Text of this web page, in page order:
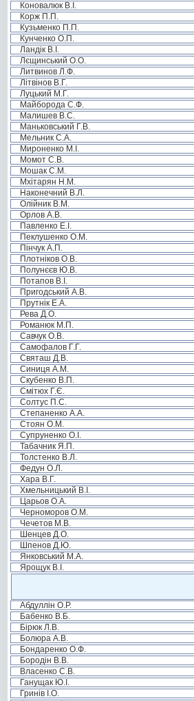
Коновалюк В.І.
Корж П.П.
Кузьменко П.П.
Кунченко О.П.
Ландік В.І.
Лєщинський О.О.
Литвинов Л.Ф.
Літвінов В.Г.
Луцький М.Г.
Майборода С.Ф.
Малишев В.С.
Маньковський Г.В.
Мельник С.А.
Мироненко М.І.
Момот С.В.
Мошак С.М.
Мхітарян Н.М.
Наконечний В.Л.
Олійник В.М.
Орлов А.В.
Павленко Е.І.
Пеклушенко О.М.
Пінчук А.П.
Плотніков О.В.
Полунєєв Ю.В.
Потапов В.І.
Пригодський А.В.
Прутнік Е.А.
Рева Д.О.
Романюк М.П.
Савчук О.В.
Самофалов Г.Г.
Святаш Д.В.
Синиця А.М.
Скубенко В.П.
Смітюх Г.Є.
Солтус П.С.
Степаненко А.А.
Стоян О.М.
Супруненко О.І.
Табачник Я.П.
Толстенко В.Л.
Федун О.Л.
Хара В.Г.
Хмельницький В.І.
Царьов О.А.
Черноморов О.М.
Чечетов М.В.
Шенцев Д.О.
Шпенов Д.Ю.
Янковський М.А.
Ярощук В.І.
Абдуллін О.Р.
Бабенко В.Б.
Бірюк Л.В.
Болюра А.В.
Бондаренко О.Ф.
Бородін В.В.
Власенко С.В.
Ганущак Ю.І.
Гринів І.О.